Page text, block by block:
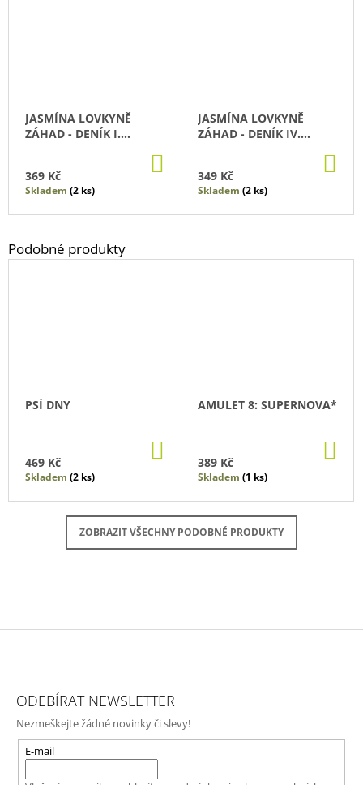
JASMÍNA LOVKYNĚ
ZÁHAD - DENÍK I.
369 Kč
KOŠÍKU
Skladem (2 ks)
JASMÍNA LOVKYNĚ
ZÁHAD - DENÍK IV.
349 Kč
Skladem (2 ks)
PSÍ DNY
469 Kč KOŠÍKU
Skladem (2 ks)
AMULET 8: SUPERNOVA*
389 Kč
Skladem (1 ks)
ZOBRAZIT VŠECHNY PODOBNÉ PRODUKTY
ODEBÍRAT NEWSLETTER
Nezmeškejte žádné novinky či slevy!
E-mail